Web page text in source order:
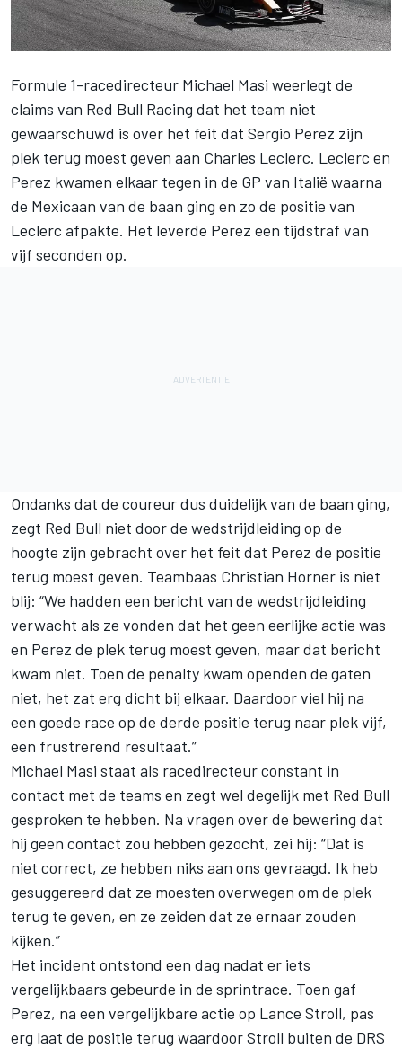
Formule 1-racedirecteur Michael Masi weerlegt de
claims van Red Bull Racing dat het team niet
gewaarschuwd is over het feit dat Sergio Perez zijn
plek terug moest geven aan Charles Leclerc. Leclerc en
Perez kwamen elkaar tegen in de GP van Italië waarna
de Mexicaan van de baan ging en zo de positie van
Leclerc afpakte. Het leverde Perez een tijdstraf van
vijf seconden op.
Ondanks dat de coureur dus duidelijk van de baan ging,
zegt Red Bull niet door de wedstrijdleiding op de
hoogte zijn gebracht over het feit dat Perez de positie
terug moest geven. Teambaas Christian Horner is niet
blij: “We hadden een bericht van de wedstrijdleiding
verwacht als ze vonden dat het geen eerlijke actie was
en Perez de plek terug moest geven, maar dat bericht
kwam niet. Toen de penalty kwam openden de gaten
niet, het zat erg dicht bij elkaar. Daardoor viel hij na
een goede race op de derde positie terug naar plek vijf,
een frustrerend resultaat.”
Michael Masi staat als racedirecteur constant in
contact met de teams en zegt wel degelijk met Red Bull
gesproken te hebben. Na vragen over de bewering dat
hij geen contact zou hebben gezocht, zei hij: “Dat is
niet correct, ze hebben niks aan ons gevraagd. Ik heb
gesuggereerd dat ze moesten overwegen om de plek
terug te geven, en ze zeiden dat ze ernaar zouden
kijken.”
Het incident ontstond een dag nadat er iets
vergelijkbaars gebeurde in de sprintrace. Toen gaf
Perez, na een vergelijkbare actie op Lance Stroll, pas
erg laat de positie terug waardoor Stroll buiten de DRS